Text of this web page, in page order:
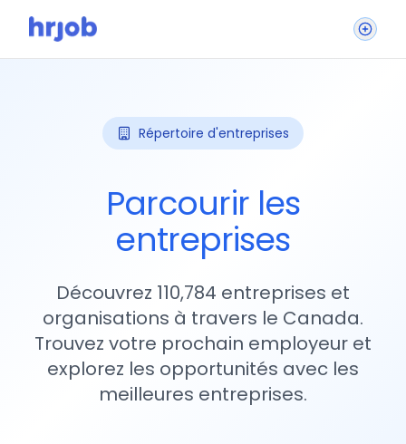
Répertoire d'entreprises
Parcourir les
entreprises
Découvrez 110,784 entreprises et
organisations à travers le Canada.
Trouvez votre prochain employeur et
explorez les opportunités avec les
meilleures entreprises.